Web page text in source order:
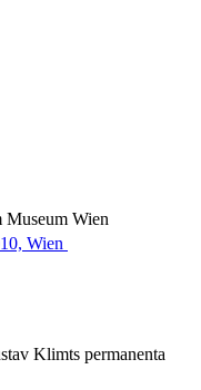
Wien
Wien
Klimts permanenta